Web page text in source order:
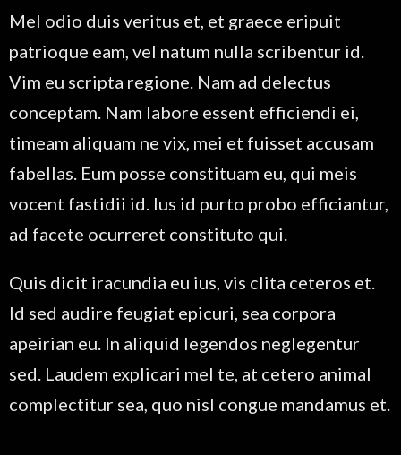
Mel odio duis veritus et, et graece eripuit
patrioque eam, vel natum nulla scribentur id.
Vim eu scripta regione. Nam ad delectus
conceptam. Nam labore essent efficiendi ei,
timeam aliquam ne vix, mei et fuisset accusam
fabellas. Eum posse constituam eu, qui meis
vocent fastidii id. Ius id purto probo efficiantur,
ad facete ocurreret constituto qui.
Quis dicit iracundia eu ius, vis clita ceteros et.
Id sed audire feugiat epicuri, sea corpora
apeirian eu. In aliquid legendos neglegentur
sed. Laudem explicari mel te, at cetero animal
complectitur sea, quo nisl congue mandamus et.